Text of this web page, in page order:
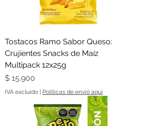
Tostacos Ramo Sabor Queso:
Crujientes Snacks de Maíz
Multipack 12x25g
Precio
$ 15.900
IVA excluido | Políticas de envió aquí